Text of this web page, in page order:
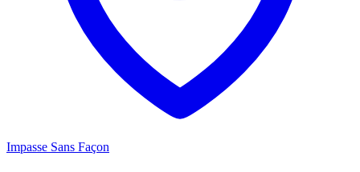
Impasse Sans Façon